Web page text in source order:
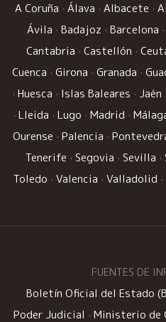
A Coruña · Álava · Albacete ·
Ávila · Badajoz · Barcelona ·
Cantabria · Castellón ·
Cuenca · Girona · Granada ·
· Huesca · Islas Baleares · Jaén
· Lleida · Lugo · Madrid ·
Ourense · Palencia ·
Tenerife · Segovia · Sevilla ·
Toledo · Valencia · Valladolid ·
FUENTES DE
Boletín Oficial del Estado
Poder Judicial · Ministerio de